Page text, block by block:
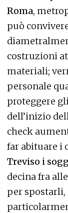
Roma,
può
costruzioni
materiali;
personale
proteggere
dell’inizio
check
far abituare i
Treviso i
decina fra
per spostarli,